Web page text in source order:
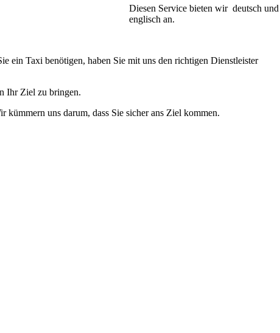
Diesen Service bieten wir deutsch und
englisch an.
ein Taxi benötigen, haben Sie mit uns den richtigen Dienstleister
Ihr Ziel zu bringen.
uns darum, dass Sie sicher ans Ziel kommen.